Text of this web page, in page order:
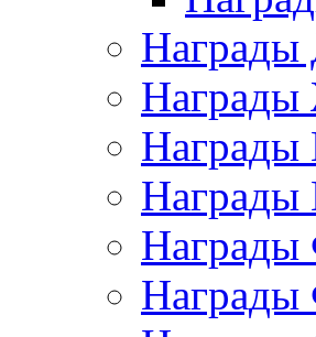
Награды